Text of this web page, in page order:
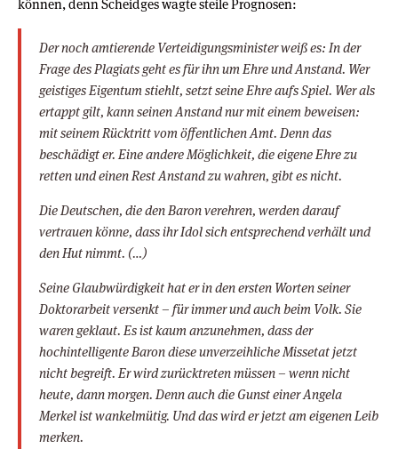
können, denn Scheidges wagte steile Prognosen:
Der noch amtierende Verteidigungsminister weiß es: In der
Frage des Plagiats geht es für ihn um Ehre und Anstand. Wer
geistiges Eigentum stiehlt, setzt seine Ehre aufs Spiel. Wer als
ertappt gilt, kann seinen Anstand nur mit einem beweisen:
mit seinem Rücktritt vom öffentlichen Amt. Denn das
beschädigt er. Eine andere Möglichkeit, die eigene Ehre zu
retten und einen Rest Anstand zu wahren, gibt es nicht.
Die Deutschen, die den Baron verehren, werden darauf
vertrauen könne, dass ihr Idol sich entsprechend verhält und
den Hut nimmt. (…)
Seine Glaubwürdigkeit hat er in den ersten Worten seiner
Doktorarbeit versenkt – für immer und auch beim Volk. Sie
waren geklaut. Es ist kaum anzunehmen, dass der
hochintelligente Baron diese unverzeihliche Missetat jetzt
nicht begreift. Er wird zurücktreten müssen – wenn nicht
heute, dann morgen. Denn auch die Gunst einer Angela
Merkel ist wankelmütig. Und das wird er jetzt am eigenen Leib
merken.